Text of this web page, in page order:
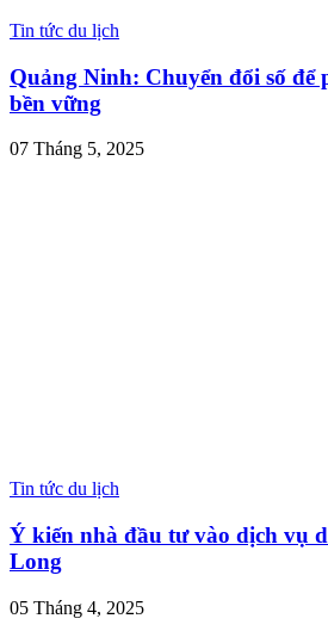
Tin tức du lịch
Quảng Ninh: Chuyển đổi số để
bền vững
07 Tháng 5, 2025
Tin tức du lịch
Ý kiến nhà đầu tư vào dịch vụ
Long
05 Tháng 4, 2025